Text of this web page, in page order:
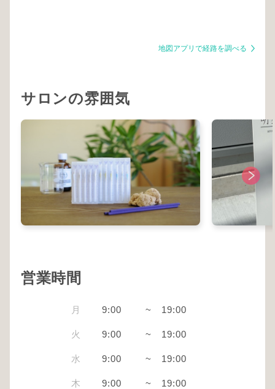
地図アプリで経路を調べる
サロンの雰囲気
営業時間
月 9:00 ~ 19:00
火 9:00 ~ 19:00
水 9:00 ~ 19:00
木 9:00 ~ 19:00